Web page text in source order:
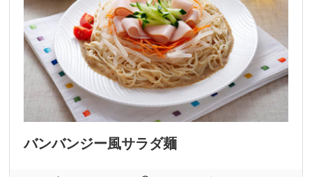
バンバンジー風サラダ麺